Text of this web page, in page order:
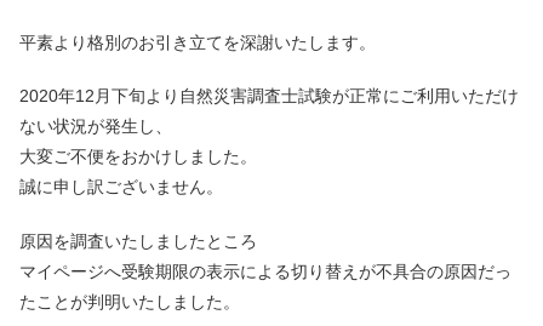
平素より格別のお引き立てを深謝いたします。
2020年12月下旬より自然災害調査士試験が正常にご利用いただけ
ない状況が発生し、
大変ご不便をおかけしました。
誠に申し訳ございません。
原因を調査いたしましたところ
マイページへ受験期限の表示による切り替えが不具合の原因だっ
たことが判明いたしました。